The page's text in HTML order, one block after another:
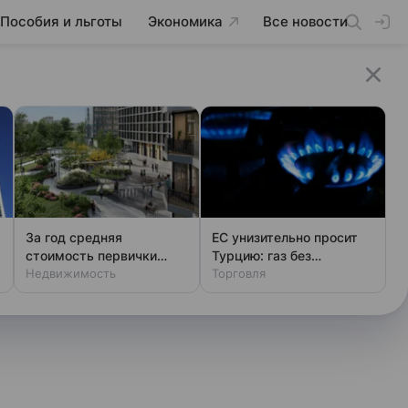
Пособия и льготы Экономика Все новости
За год средняя
стоимость первички
Москвы снизилась
Недвижимость
ЕС унизительно просит
Турцию: газ без
российского следа
Торговля